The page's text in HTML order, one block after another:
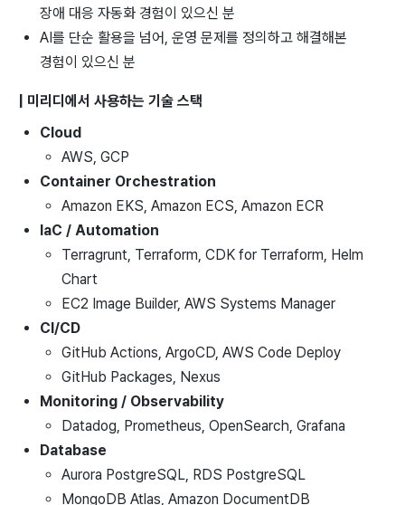
장애 대응 자동화 경험이 있으신 분
AI를 단순 활용을 넘어, 운영 문제를 정의하고 해결해본
경험이 있으신 분
| 미리디에서 사용하는 기술 스택
Cloud
AWS, GCP
Container Orchestration
Amazon EKS, Amazon ECS, Amazon ECR
IaC / Automation
Terragrunt, Terraform, CDK for Terraform, Helm
Chart
EC2 Image Builder, AWS Systems Manager
CI/CD
GitHub Actions, ArgoCD, AWS Code Deploy
GitHub Packages, Nexus
Monitoring / Observability
Datadog, Prometheus, OpenSearch, Grafana
Database
Aurora PostgreSQL, RDS PostgreSQL
MongoDB Atlas, Amazon DocumentDB